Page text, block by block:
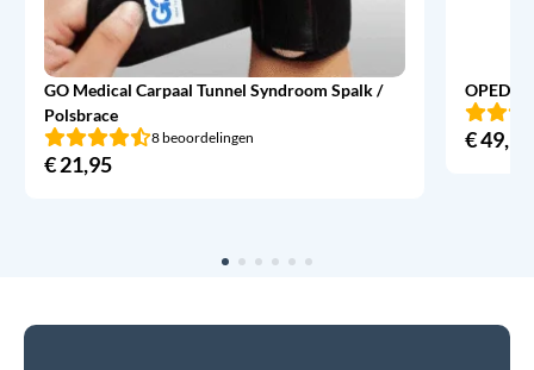
GO Medical Carpaal Tunnel Syndroom Spalk /
Polsbrace
8 beoordelingen
€21,95
OPED
€49,95